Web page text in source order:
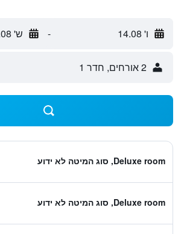
ו' 14.08 - ש' 15.08
2 אורחים, חדר 1
Deluxe room, סוג המיטה לא ידוע
Deluxe room, סוג המיטה לא ידוע